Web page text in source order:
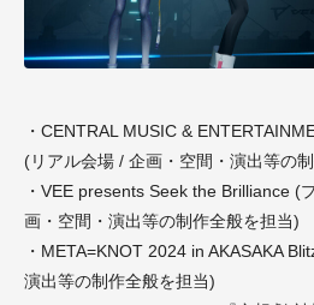
・CENTRAL MUSIC &
(リアル会場 / 企画・空間・演出等の
・VEE presents Seek the Brilliance (
画・空間・演出等の制作全般を担当)
・META=KNOT 2024 in AKASAKA
演出等の制作全般を担当)